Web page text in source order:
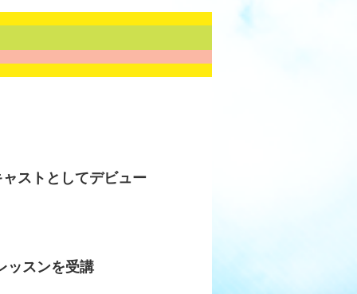
ストとしてデビュー
ッスンを受講